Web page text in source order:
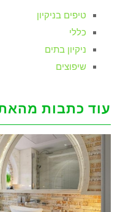
טיפים בניקיון
כללי
ניקיון בתים
שיפוצים
עוד כתבות